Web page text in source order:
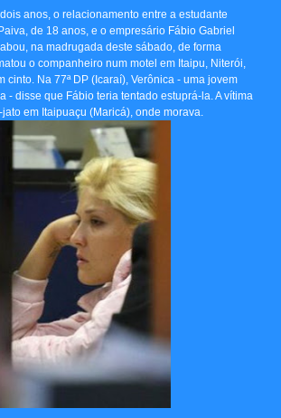
anos, o relacionamento entre a estudante
de 18 anos, e o empresário Fábio Gabriel
na madrugada deste sábado, de forma
o companheiro num motel em Itaipu, Niterói,
cinto. Na 77ª DP (Icaraí), Verônica - uma jovem
- disse que Fábio teria tentado estuprá-la. A vítima
em Itaipuaçu (Maricá), onde morava.